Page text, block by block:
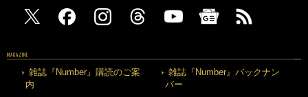
MAGAZINE
雑誌『Number』購読のご案
内
雑誌『Number』バックナン
バー